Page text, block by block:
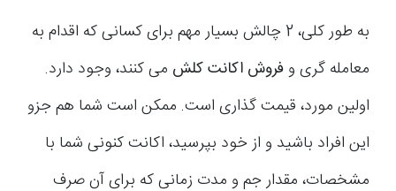
به طور کلی، 2 چالش بسیار مهم برای کسانی که اقدام به
معامله گری وفروش اکانت کلش می کنند، وجود دارد.
اولین مورد، قیمت گذاری است. ممکن است شما هم جزو
این افراد باشید و از خود بپرسید، اکانت کنونی شما با
مشخصات، مقدار جم و مدت زمانی که برای آن صرف